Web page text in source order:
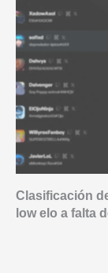
Clasificación
low elo a falta